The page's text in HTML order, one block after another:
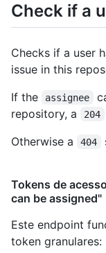
Check if a
Checks if a user
issue in this
If the
assignee
repository, a
204
Otherwise a
404
Tokens de
can be assigned"
Este endpoint
token granulares: